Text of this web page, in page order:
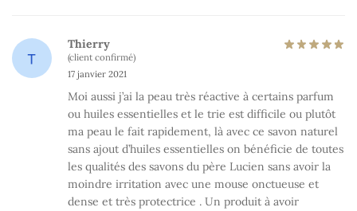
Thierry
(client confirmé)
17 janvier 2021
Moi aussi j’ai la peau très réactive à certains parfum
ou huiles essentielles et le trie est difficile ou plutôt
ma peau le fait rapidement, là avec ce savon naturel
sans ajout d’huiles essentielles on bénéficie de toutes
les qualités des savons du père Lucien sans avoir la
moindre irritation avec une mouse onctueuse et
dense et très protectrice . Un produit à avoir